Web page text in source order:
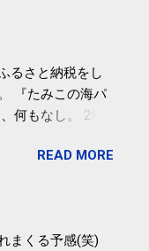
はない。 食べ
結果を筑波大の
。改善が期待で
が原因ではない
るという。 正田
効果」 - ニュー
るさと納税をし
『たみこの海パ
何もなし。 2年
』。 ボランティ
ので、貰えると
READ MORE
まくる予感(笑)